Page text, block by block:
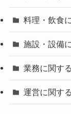
料理・飲食
施設・設備
業務に関す
運営に関す